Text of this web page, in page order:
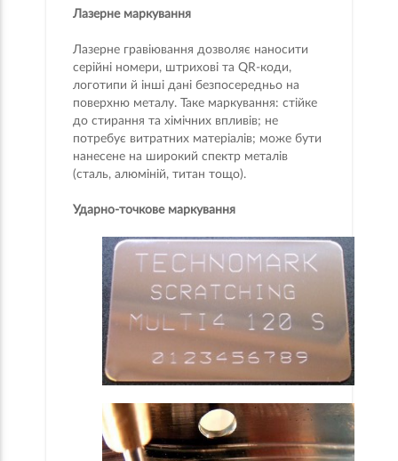
Лазерне маркування
Лазерне гравіювання дозволяє наносити
серійні номери, штрихові та QR-коди,
логотипи й інші дані безпосередньо на
поверхню металу. Таке маркування: стійке
до стирання та хімічних впливів; не
потребує витратних матеріалів; може бути
нанесене на широкий спектр металів
(сталь, алюміній, титан тощо).
Ударно-точкове маркування